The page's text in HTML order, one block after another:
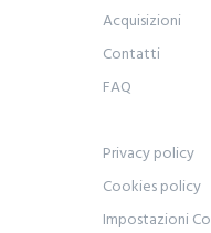
Acquisizioni
Contatti
FAQ
Privacy policy
Cookies policy
Impostazioni